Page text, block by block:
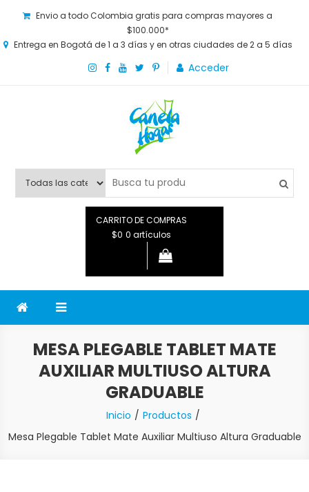
Envio a todo Colombia gratis para compras mayores a
$100.000*
Entrega en Bogotá de 1 a 3 días y en otras ciudades de 2 a 5 días
Acceder
Canela Hogar
novedosos productos para grandes y chicos, además de lo
que necesitas saber para disfrutar tu hogar.
CARRITO DE COMPRAS
$0 0 artículos
MESA PLEGABLE TABLET MATE
AUXILIAR MULTIUSO ALTURA
GRADUABLE
Inicio
Productos
Mesa Plegable Tablet Mate Auxiliar Multiuso Altura Graduable